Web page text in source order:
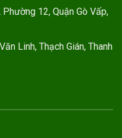
12, Quận Gò Vấp,
Linh, Thạch Gián, Thanh